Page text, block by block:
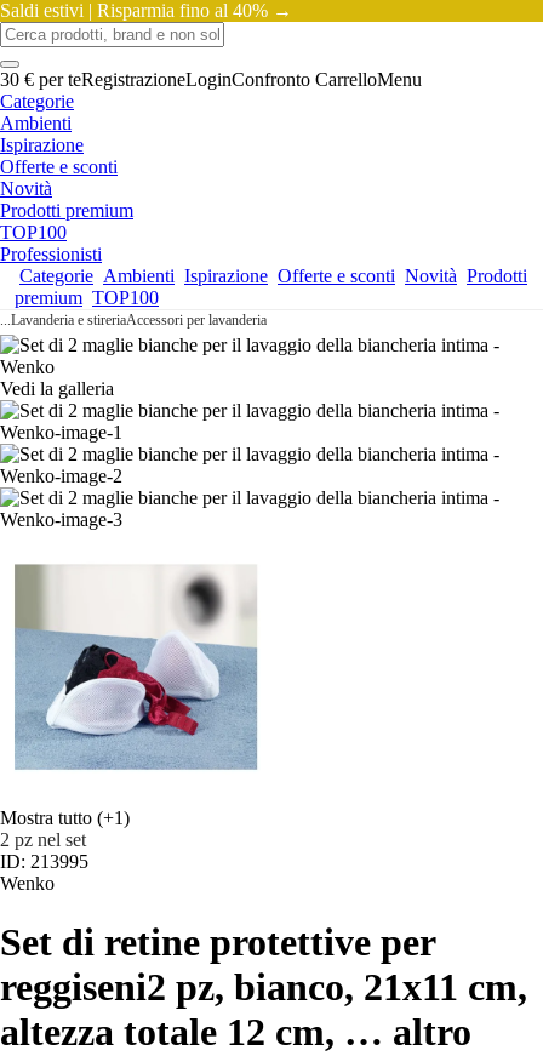
Saldi estivi | Risparmia fino al 40% →
30 € per teRegistrazioneLoginConfronto CarrelloMenu
Categorie
Ambienti
Ispirazione
Offerte e sconti
Novità
Prodotti premium
TOP100
Professionisti
Categorie Ambienti Ispirazione Offerte e sconti Novità Prodotti
premium TOP100
...Lavanderia e stireriaAccessori per lavanderia
Vedi la galleria
Mostra tutto (+1)
2 pz nel set
ID: 213995
Wenko
Set di retine protettive per
reggiseni2 pz, bianco, 21x11 cm,
altezza totale 12 cm, … altro